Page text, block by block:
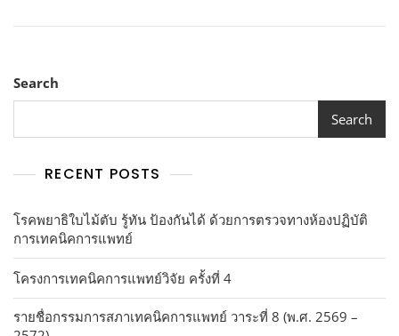
Search
Search
RECENT POSTS
โรคพยาธิใบไม้ตับ รู้ทัน ป้องกันได้ ด้วยการตรวจทางห้องปฏิบัติ
การเทคนิคการแพทย์
โครงการเทคนิคการแพทย์วิจัย ครั้งที่ 4
รายชื่อกรรมการสภาเทคนิคการแพทย์ วาระที่ 8 (พ.ศ. 2569 –